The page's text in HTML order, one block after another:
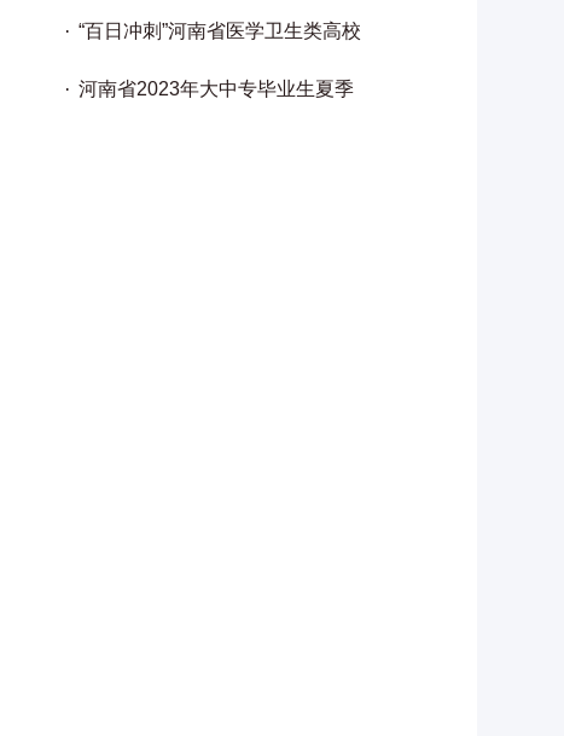
“百日冲刺”河南省医学卫生类高校
河南省2023年大中专毕业生夏季